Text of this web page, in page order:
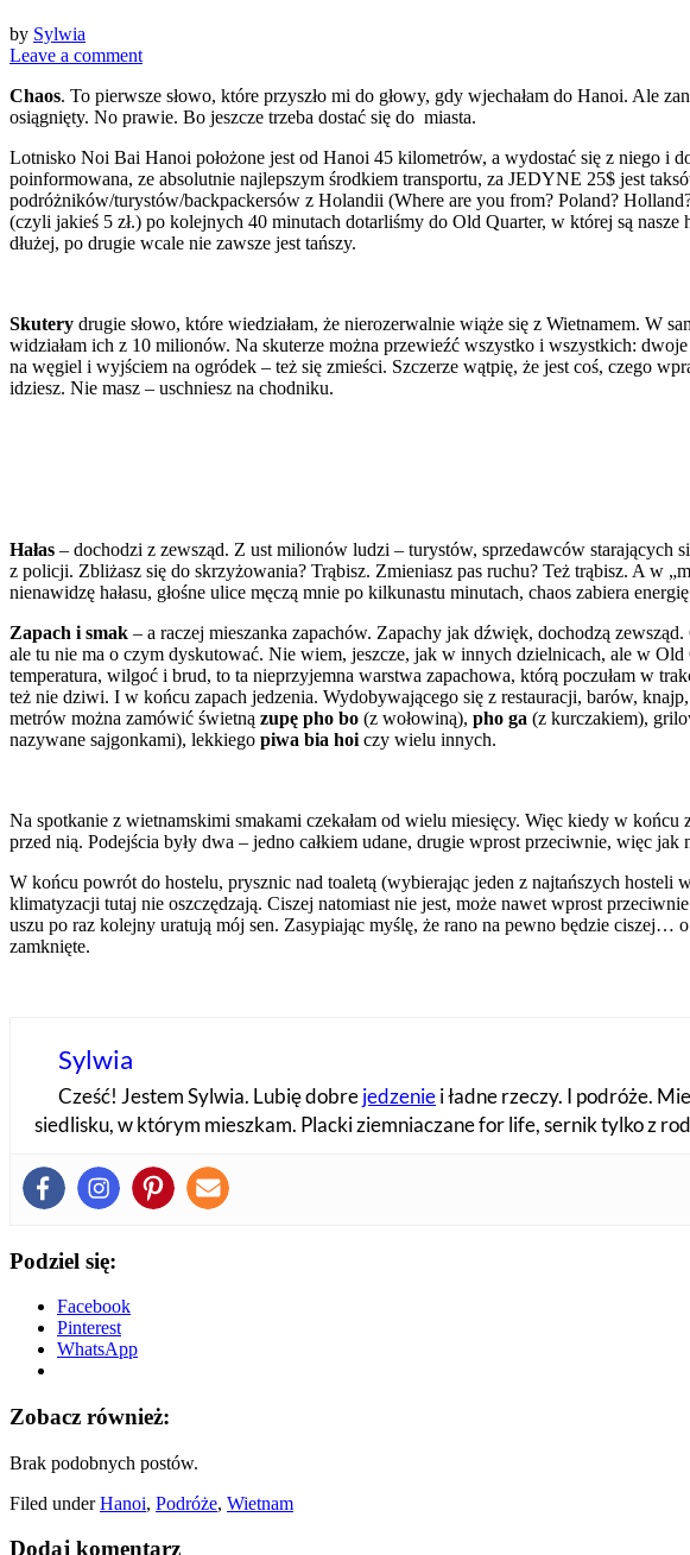
by Sylwia
Leave a comment
Chaos. To pierwsze słowo, które przyszło mi do głowy, gdy wjechałam do Hanoi. Ale
osiągnięty. No prawie. Bo jeszcze trzeba dostać się do miasta.
Lotnisko Noi Bai Hanoi położone jest od Hanoi 45 kilometrów, a wydostać się z niego i
poinformowana, ze absolutnie najlepszym środkiem transportu, za JEDYNE 25$ jest
podróżników/turystów/backpackersów z Holandii (Where are you from? Poland?
(czyli jakieś 5 zł.) po kolejnych 40 minutach dotarliśmy do Old Quarter, w której są
dłużej, po drugie wcale nie zawsze jest tańszy.
Skutery drugie słowo, które wiedziałam, że nierozerwalnie wiąże się z Wietnamem. W
widziałam ich z 10 milionów. Na skuterze można przewieźć wszystko i wszystkich:
na węgiel i wyjściem na ogródek – też się zmieści. Szczerze wątpię, że jest coś, czego
idziesz. Nie masz – uschniesz na chodniku.
Hałas – dochodzi z zewsząd. Z ust milionów ludzi – turystów, sprzedawców starających
z policji. Zbliżasz się do skrzyżowania? Trąbisz. Zmieniasz pas ruchu? Też trąbisz. A w
nienawidzę hałasu, głośne ulice męczą mnie po kilkunastu minutach, chaos zabiera
Zapach i smak – a raczej mieszanka zapachów. Zapachy jak dźwięk, dochodzą
ale tu nie ma o czym dyskutować. Nie wiem, jeszcze, jak w innych dzielnicach, ale w
temperatura, wilgoć i brud, to ta nieprzyjemna warstwa zapachowa, którą poczułam w
też nie dziwi. I w końcu zapach jedzenia. Wydobywającego się z restauracji, barów,
metrów można zamówić świetną zupę pho bo (z wołowiną), pho ga (z kurczakiem),
nazywane sajgonkami), lekkiego piwa bia hoi czy wielu innych.
Na spotkanie z wietnamskimi smakami czekałam od wielu miesięcy. Więc kiedy w końcu
przed nią. Podejścia były dwa – jedno całkiem udane, drugie wprost przeciwnie, więc jak
W końcu powrót do hostelu, prysznic nad toaletą (wybierając jeden z najtańszych hosteli
klimatyzacji tutaj nie oszczędzają. Ciszej natomiast nie jest, może nawet wprost
uszu po raz kolejny uratują mój sen. Zasypiając myślę, że rano na pewno będzie
zamknięte.
Sylwia
Cześć! Jestem Sylwia. Lubię dobrejedzeniei ładne rzeczy. I podróże.
siedlisku, w którym mieszkam. Placki ziemniaczane for life, sernik tylko z
Podziel się:
Facebook
Pinterest
WhatsApp
Zobacz również:
Brak podobnych postów.
Filed underHanoi, Podróże, Wietnam
Dodaj komentarz